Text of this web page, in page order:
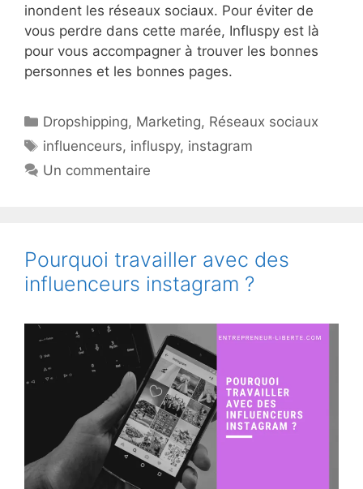
inondent les réseaux sociaux. Pour éviter de
vous perdre dans cette marée, Influspy est là
pour vous accompagner à trouver les bonnes
personnes et les bonnes pages.
Catégories
Dropshipping, Marketing, Réseaux sociaux
Étiquettes
influenceurs, influspy, instagram
Un commentaire
Pourquoi travailler avec des
influenceurs instagram ?